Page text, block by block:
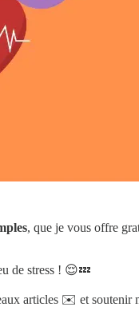
, que je vous offre
de stress ! 😌💤
articles ✉️ et